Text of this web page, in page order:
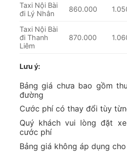
Taxi Nội Bài
đi Lý Nhân
860.000
Taxi Nội Bài
đi Thanh
Liêm
870.000
Lưu ý:
Bảng giá chưa bao gồm
đường
Cước phí có thay đổi tùy
Quý khách vui lòng đặt
cước phí
Bảng giá không áp dụng